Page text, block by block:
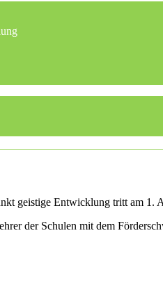
geistige Entwicklung tritt am 1.
der Schulen mit dem